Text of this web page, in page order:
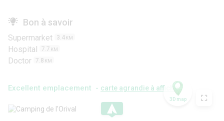
Bon à savoir
Supermarket 3.4 KM
Hospital 7.7 KM
Doctor 7.8 KM
Excellent emplacement - carte agrandie à afficher
.
3D map